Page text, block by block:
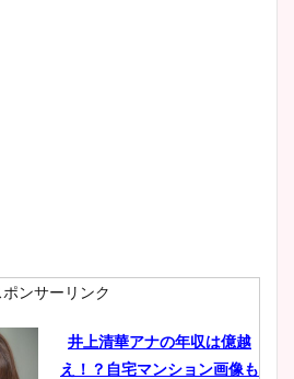
ポンサーリンク
井上清華アナの年収は億越
え！？自宅マンション画像も